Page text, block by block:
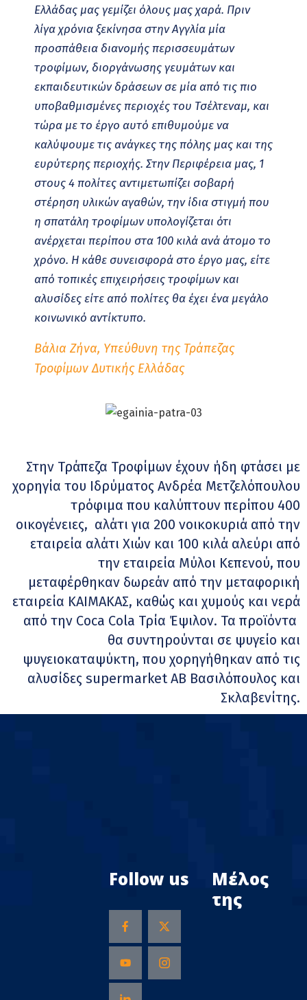
Ελλάδας μας γεμίζει όλους μας χαρά. Πριν
λίγα χρόνια ξεκίνησα στην Αγγλία μία
προσπάθεια διανομής περισσευμάτων
τροφίμων, διοργάνωσης γευμάτων και
εκπαιδευτικών δράσεων σε μία από τις πιο
υποβαθμισμένες περιοχές του Τσέλτεναμ, και
τώρα με το έργο αυτό επιθυμούμε να
καλύψουμε τις ανάγκες της πόλης μας και της
ευρύτερης περιοχής. Στην Περιφέρεια μας, 1
στους 4 πολίτες αντιμετωπίζει σοβαρή
στέρηση υλικών αγαθών, την ίδια στιγμή που
η σπατάλη τροφίμων υπολογίζεται ότι
ανέρχεται περίπου στα 100 κιλά ανά άτομο το
χρόνο. Η κάθε συνεισφορά στο έργο μας, είτε
από τοπικές επιχειρήσεις τροφίμων και
αλυσίδες είτε από πολίτες θα έχει ένα μεγάλο
κοινωνικό αντίκτυπο.
Βάλια Ζήνα, Υπεύθυνη της Τράπεζας
Τροφίμων Δυτικής Ελλάδας
Στην Τράπεζα Τροφίμων έχουν ήδη φτάσει με
χορηγία του Ιδρύματος Ανδρέα Μετζελόπουλου
τρόφιμα που καλύπτουν περίπου 400
οικογένειες, αλάτι για 200 νοικοκυριά από την
εταιρεία αλάτι Χιών και 100 κιλά αλεύρι από
την εταιρεία Μύλοι Κεπενού, που
μεταφέρθηκαν δωρεάν από την μεταφορική
εταιρεία ΚΑΙΜΑΚΑΣ, καθώς και χυμούς και νερά
από την Coca Cola Τρία Έψιλον. Τα προϊόντα
θα συντηρούνται σε ψυγείο και
ψυγειοκαταψύκτη, που χορηγήθηκαν από τις
αλυσίδες supermarket AB Βασιλόπουλος και
Σκλαβενίτης.
Follow us
Μέλος
της